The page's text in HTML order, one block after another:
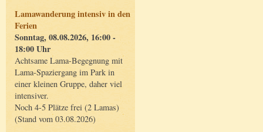
Lamawanderung intensiv in den
Ferien
Sonntag, 08.08.2026, 16:00 -
18:00 Uhr
Achtsame Lama-Begegnung mit
Lama-Spaziergang im Park in
einer kleinen Gruppe, daher viel
intensiver.
Noch 4-5 Plätze frei (2 Lamas)
(Stand vom 03.08.2026)